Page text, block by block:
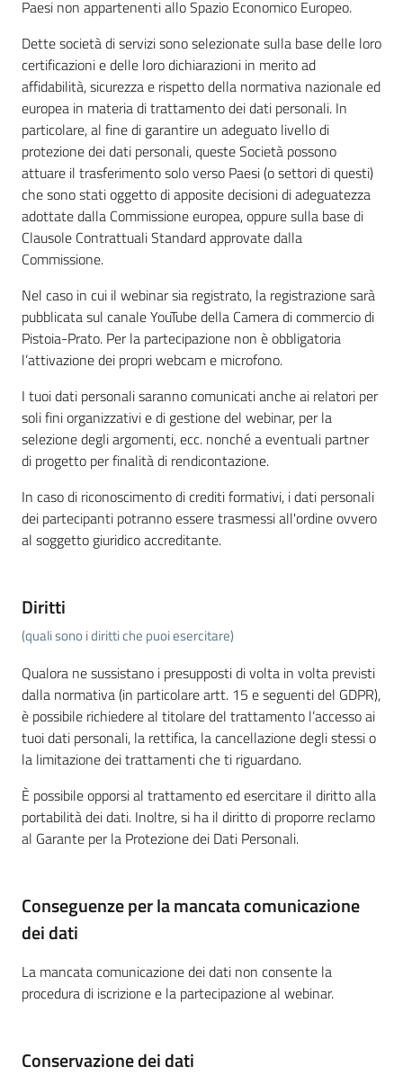
Paesi non appartenenti allo Spazio Economico Europeo.
Dette società di servizi sono selezionate sulla base delle loro
certificazioni e delle loro dichiarazioni in merito ad
affidabilità, sicurezza e rispetto della normativa nazionale ed
europea in materia di trattamento dei dati personali. In
particolare, al fine di garantire un adeguato livello di
protezione dei dati personali, queste Società possono
attuare il trasferimento solo verso Paesi (o settori di questi)
che sono stati oggetto di apposite decisioni di adeguatezza
adottate dalla Commissione europea, oppure sulla base di
Clausole Contrattuali Standard approvate dalla
Commissione.
Nel caso in cui il webinar sia registrato, la registrazione sarà
pubblicata sul canale YouTube della Camera di commercio di
Pistoia-Prato. Per la partecipazione non è obbligatoria
l’attivazione dei propri webcam e microfono.
I tuoi dati personali saranno comunicati anche ai relatori per
soli fini organizzativi e di gestione del webinar, per la
selezione degli argomenti, ecc. nonché a eventuali partner
di progetto per finalità di rendicontazione.
In caso di riconoscimento di crediti formativi, i dati personali
dei partecipanti potranno essere trasmessi all'ordine ovvero
al soggetto giuridico accreditante.
Diritti
(quali sono i diritti che puoi esercitare)
Qualora ne sussistano i presupposti di volta in volta previsti
dalla normativa (in particolare artt. 15 e seguenti del GDPR),
è possibile richiedere al titolare del trattamento l’accesso ai
tuoi dati personali, la rettifica, la cancellazione degli stessi o
la limitazione dei trattamenti che ti riguardano.
È possibile opporsi al trattamento ed esercitare il diritto alla
portabilità dei dati. Inoltre, si ha il diritto di proporre reclamo
al Garante per la Protezione dei Dati Personali.
Conseguenze per la mancata comunicazione
dei dati
La mancata comunicazione dei dati non consente la
procedura di iscrizione e la partecipazione al webinar.
Conservazione dei dati